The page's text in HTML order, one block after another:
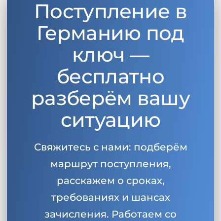
Наши студенты успешно поступают
КОНСУЛЬТАЦИЯ!
Беларусь
Другая страна
ЗАПИСАТЬСЯ НА КОНСУЛЬТАЦИЮ
Поступление в
Германию под
ключ —
бесплатно
разберём вашу
ситуацию
Свяжитесь с нами: подберём
маршрут поступления,
расскажем о сроках,
требованиях и шансах
зачисления. Работаем со